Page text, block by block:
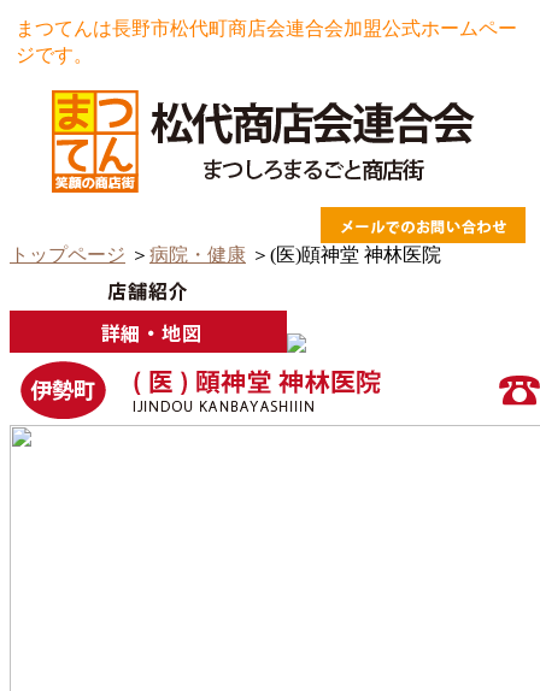
まつてんは長野市松代町商店会連合会加盟公式ホームペー
ジです。
トップページ ＞ 病院・健康 ＞(医)頤神堂 神林医院